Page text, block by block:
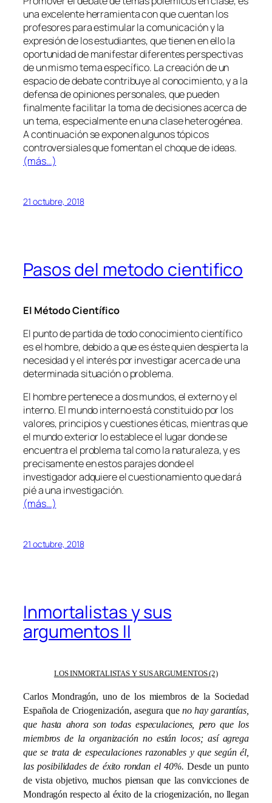
una excelente herramienta con que cuentan los
profesores para estimular la comunicación y la
expresión de los estudiantes, que tienen en ello la
oportunidad de manifestar diferentes perspectivas
de un mismo tema específico. La creación de un
espacio de debate contribuye al conocimiento, y a la
defensa de opiniones personales, que pueden
finalmente facilitar la toma de decisiones acerca de
un tema, especialmente en una clase heterogénea.
A continuación se exponen algunos tópicos
controversiales que fomentan el choque de ideas.
(más…)
21 octubre, 2018
Pasos del metodo cientifico
El Método Científico
El punto de partida de todo conocimiento científico
es el hombre, debido a que es éste quien despierta la
necesidad y el interés por investigar acerca de una
determinada situación o problema.
El hombre pertenece a dos mundos, el externo y el
interno. El mundo interno está constituido por los
valores, principios y cuestiones éticas, mientras que
el mundo exterior lo establece el lugar donde se
encuentra el problema tal como la naturaleza, y es
precisamente en estos parajes donde el
investigador adquiere el cuestionamiento que dará
pié a una investigación.
(más…)
21 octubre, 2018
Inmortalistas y sus
argumentos II
LOS INMORTALISTAS Y SUS ARGUMENTOS (2)
Carlos Mondragón, uno de los miembros de la Sociedad
Española de Criogenización, asegura que no hay garantías,
que hasta ahora son todas especulaciones, pero que los
miembros de la organización no están locos; así agrega
que se trata de especulaciones razonables y que según él,
las posibilidades de éxito rondan el 40%. Desde un punto
de vista objetivo, muchos piensan que las convicciones de
Mondragón respecto al éxito de la criogenización, no llegan